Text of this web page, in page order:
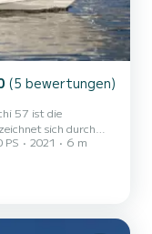
(5 bewertungen)
sich durch
dieser Größe aus.
und einem
auf See
, Cockpitpol...
PS 2021
6 m